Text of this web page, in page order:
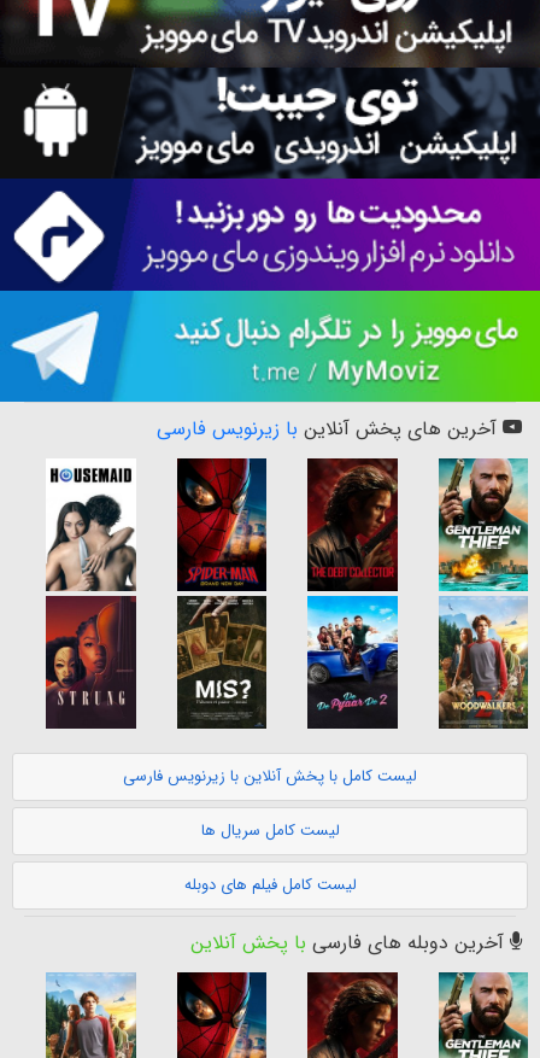
آخرین های پخش آنلاین با زیرنویس فارسی
لیست کامل با پخش آنلاین با زیرنویس فارسی
لیست کامل سریال ها
لیست کامل فیلم های دوبله
آخرین دوبله های فارسی با پخش آنلاین